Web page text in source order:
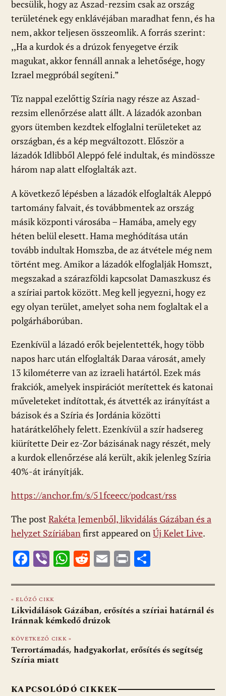
becsülik, hogy az Aszad-rezsim csak az ország
területének egy enklávéjában maradhat fenn, és ha
nem, akkor teljesen összeomlik. A forrás szerint:
,,Ha a kurdok és a drúzok fenyegetve érzik
magukat, akkor fennáll annak a lehetősége, hogy
Izrael megpróbál segíteni.”
Tíz nappal ezelőttig Szíria nagy része az Aszad-
rezsim ellenőrzése alatt állt. A lázadók azonban
gyors ütemben kezdtek elfoglalni területeket az
országban, és a kép megváltozott. Először a
lázadók Idlibből Aleppó felé indultak, és mindössze
három nap alatt elfoglalták azt.
A következő lépésben a lázadók elfoglalták Aleppó
tartomány falvait, és továbbmentek az ország
másik központi városába – Hamába, amely egy
héten belül elesett. Hama meghódítása után
tovább indultak Homszba, de az átvétele még nem
történt meg. Amikor a lázadók elfoglalják Homszt,
megszakad a szárazföldi kapcsolat Damaszkusz és
a szíriai partok között. Meg kell jegyezni, hogy ez
egy olyan terület, amelyet soha nem foglaltak el a
polgárháborúban.
Ezenkívül a lázadó erők bejelentették, hogy több
napos harc után elfoglalták Daraa városát, amely
13 kilométerre van az izraeli határtól. Ezek más
frakciók, amelyek inspirációt merítettek és katonai
műveleteket indítottak, és átvették az irányítást a
bázisok és a Szíria és Jordánia közötti
határátkelőhely felett. Ezenkívül a szír hadsereg
kiürítette Deir ez-Zor bázisának nagy részét, mely
a kurdok ellenőrzése alá került, akik jelenleg Szíria
40%-át irányítják.
https://anchor.fm/s/51fceecc/podcast/rss
The post Rakéta Jemenből, likvidálás Gázában és a
helyzet Szíriábanfirst appeared onÚj Kelet Live.
F
e
b
o
o
k
Vi
er
W
at
s
A
p
p
R
d
di
t
E
ai
l
Pr
t za
m
« ELŐZŐ CIKK
Likvidálások Gázában, erősítés a szíriai határnál és
Iránnak kémkedő drúzok
KÖVETKEZŐ CIKK »
Terrortámadás, hadgyakorlat, erősítés és segítség
Szíria miatt
KAPCSOLÓDÓ CIKKEK